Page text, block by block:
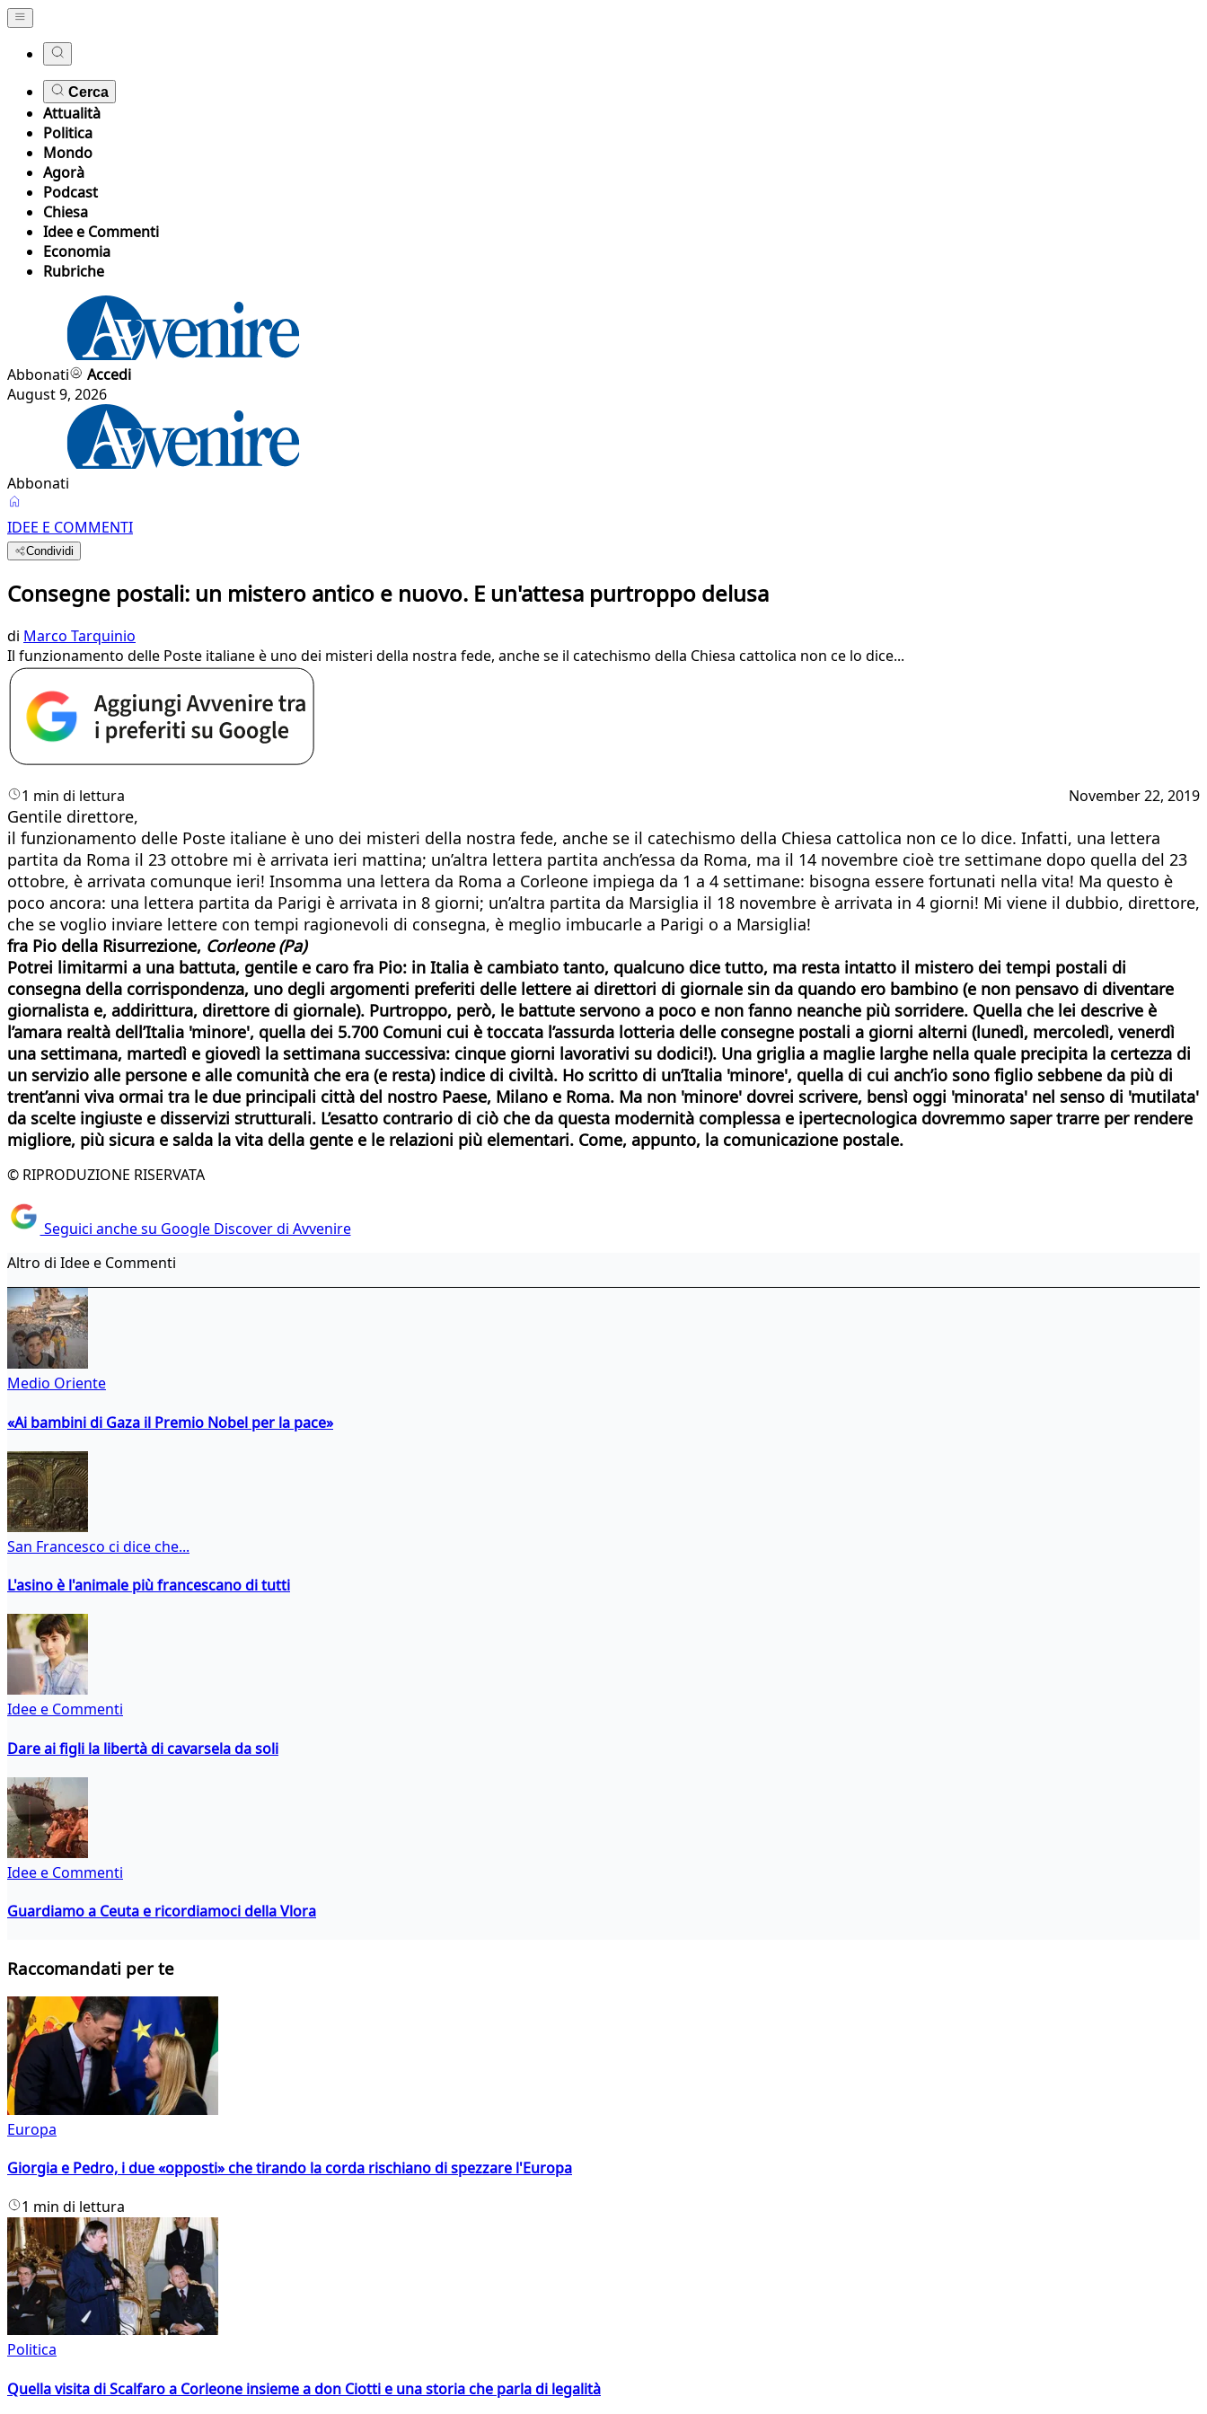
Cerca
Attualità
Politica
Mondo
Agorà
Podcast
Chiesa
Idee e Commenti
Economia
Rubriche
Abbonati
Accedi
August 9, 2026
Abbonati
IDEE E COMMENTI
Condividi
Consegne postali: un mistero antico e nuovo. E un'attesa purtroppo delusa
di Marco Tarquinio
Il funzionamento delle Poste italiane è uno dei misteri della nostra fede, anche se il catechismo della Chiesa cattolica non ce lo dice...
1 min di lettura November 22, 2019
Gentile direttore,
il funzionamento delle Poste italiane è uno dei misteri della nostra fede, anche se il catechismo della Chiesa cattolica non ce lo dice. Infatti, una lettera
partita da Roma il 23 ottobre mi è arrivata ieri mattina; un’altra lettera partita anch’essa da Roma, ma il 14 novembre cioè tre settimane dopo quella del 23
ottobre, è arrivata comunque ieri! Insomma una lettera da Roma a Corleone impiega da 1 a 4 settimane: bisogna essere fortunati nella vita! Ma questo è
poco ancora: una lettera partita da Parigi è arrivata in 8 giorni; un’altra partita da Marsiglia il 18 novembre è arrivata in 4 giorni! Mi viene il dubbio, direttore,
che se voglio inviare lettere con tempi ragionevoli di consegna, è meglio imbucarle a Parigi o a Marsiglia!
fra Pio della Risurrezione, Corleone (Pa)
Potrei limitarmi a una battuta, gentile e caro fra Pio: in Italia è cambiato tanto, qualcuno dice tutto, ma resta intatto il mistero dei tempi postali di
consegna della corrispondenza, uno degli argomenti preferiti delle lettere ai direttori di giornale sin da quando ero bambino (e non pensavo di diventare
giornalista e, addirittura, direttore di giornale). Purtroppo, però, le battute servono a poco e non fanno neanche più sorridere. Quella che lei descrive è
l’amara realtà dell’Italia 'minore', quella dei 5.700 Comuni cui è toccata l’assurda lotteria delle consegne postali a giorni alterni (lunedì, mercoledì, venerdì
una settimana, martedì e giovedì la settimana successiva: cinque giorni lavorativi su dodici!). Una griglia a maglie larghe nella quale precipita la certezza di
un servizio alle persone e alle comunità che era (e resta) indice di civiltà. Ho scritto di un’Italia 'minore', quella di cui anch’io sono figlio sebbene da più di
trent’anni viva ormai tra le due principali città del nostro Paese, Milano e Roma. Ma non 'minore' dovrei scrivere, bensì oggi 'minorata' nel senso di 'mutilata'
da scelte ingiuste e disservizi strutturali. L’esatto contrario di ciò che da questa modernità complessa e ipertecnologica dovremmo saper trarre per rendere
migliore, più sicura e salda la vita della gente e le relazioni più elementari. Come, appunto, la comunicazione postale.
© RIPRODUZIONE RISERVATA
Seguici anche su Google Discover di Avvenire
Altro di Idee e Commenti
Medio Oriente
«Ai bambini di Gaza il Premio Nobel per la pace»
San Francesco ci dice che...
L'asino è l'animale più francescano di tutti
Idee e Commenti
Dare ai figli la libertà di cavarsela da soli
Idee e Commenti
Guardiamo a Ceuta e ricordiamoci della Vlora
Raccomandati per te
Europa
Giorgia e Pedro, i due «opposti» che tirando la corda rischiano di spezzare l'Europa
1 min di lettura
Politica
Quella visita di Scalfaro a Corleone insieme a don Ciotti e una storia che parla di legalità